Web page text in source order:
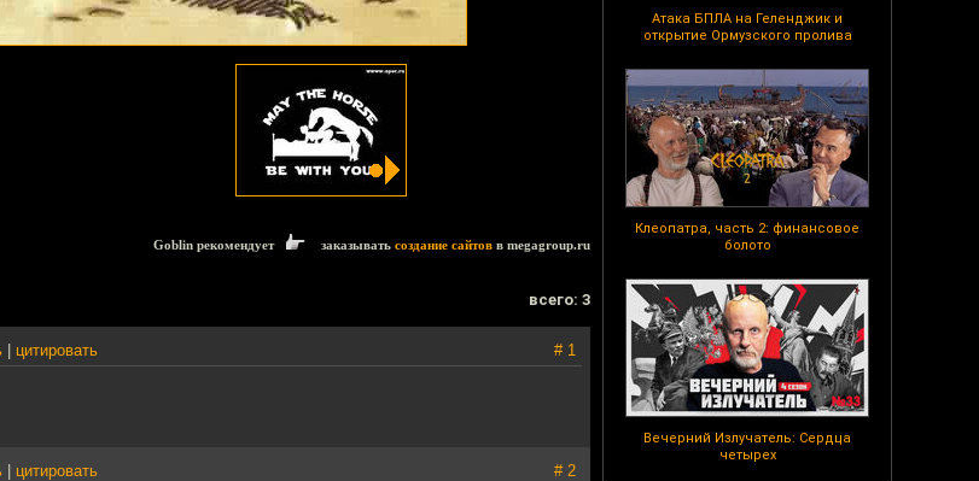
Атака БПЛА на Геленджик и
открытие Ормузского пролива
Клеопатра, часть 2: финансовое
болото
Вечерний Излучатель: Сердца
четырех
Goblin рекомендует заказывать создание сайтов в megagroup.ru
всего: 3
цитировать # 1
цитировать # 2